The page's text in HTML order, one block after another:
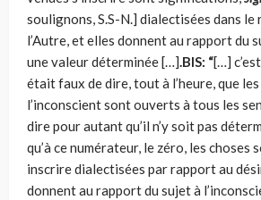
soulignons, S.S-N.] dialectisées dans
l’Autre, et elles donnent au rapport du
une valeur déterminée […].BIS: “[…]
était faux de dire, tout à l’heure, que
l’inconscient sont ouverts à tous les
dire pour autant qu’il n’y soit pas
qu’à ce numéra­teur, le zéro, les choses
inscrire dialectisées par rapport au
donnent au rapport du sujet à